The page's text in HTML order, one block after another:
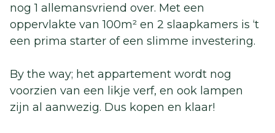
nog 1 allemansvriend over. Met een
oppervlakte van 100m² en 2 slaapkamers is ‘t
een prima starter of een slimme investering.
By the way; het appartement wordt nog
voorzien van een likje verf, en ook lampen
zijn al aanwezig. Dus kopen en klaar!